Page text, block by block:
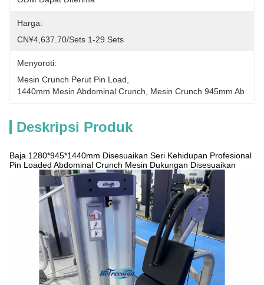
Harga:
CN¥4,637.70/sets 1-29 Sets
Menyoroti:
Mesin Crunch Perut Pin Load
1440mm Mesin Abdominal Crunch
Mesin Crunch 945mm Ab
Deskripsi Produk
Baja 1280*945*1440mm Disesuaikan Seri Kehidupan Profesional
Pin Loaded Abdominal Crunch Mesin Dukungan Disesuaikan